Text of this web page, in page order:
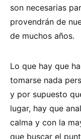
son necesarias
provendrán de
de muchos años.
Lo que hay que
tomarse nada
y por supuesto
lugar, hay que
calma y con la
que buscar el